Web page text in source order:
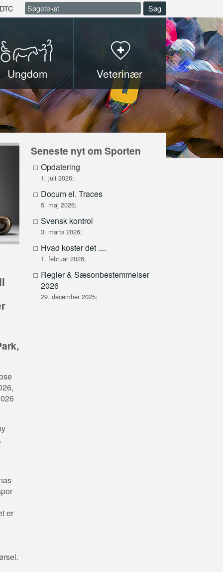
Søg
Ungdom Veterinær
er
Seneste nyt om Sporten
Opdatering
1. juli 2026;
Docum el. Traces
5. maj 2026;
Svensk kontrol
3. marts 2026;
Hvad koster det ....
1. februar 2026;
Regler & Sæsonbestemmelser
2026
29. december 2025;